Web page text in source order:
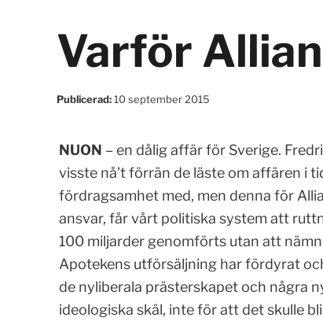
Varför
Publicerad:10 september 2015
NUON – en dålig affär för Sverige.
visste nå’t förrän de läste om affären i
fördragsamhet med, men denna för
ansvar, får vårt politiska system att
100 miljarder genomförts utan att
Apotekens utförsäljning har fördyrat
de nyliberala prästerskapet och några
ideologiska skäl, inte för att det skulle